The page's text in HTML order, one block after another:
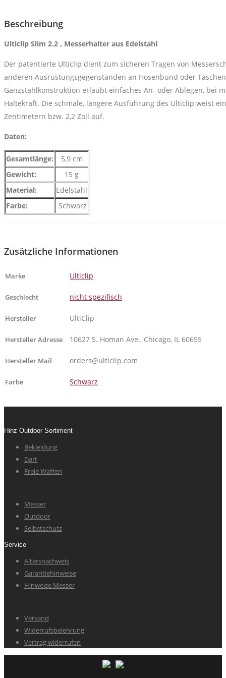
Beschreibung
Ulticlip Slim 2.2 , Messerhalter aus Edelstahl
Der patentierte Ulticlip dient zum sicheren Tragen von
anderen Ausrüstungsgegenständen an Hosenbund oder
Ganzstahlkonstruktion erlaubt einfaches An- oder Ablegen, bei
Haltekraft. Die schmale, längere Ausführung des Ulticlip weist
Zentimetern bzw. 2,2 Zoll auf.
Daten:
Gesamtlänge:
5,9 cm
Gewicht:
15 g
Material:
Edelstahl
Farbe:
Schwarz
Zusätzliche Informationen
Marke Ulticlip
Geschlecht nicht spezifisch
Hersteller UltiClip
Hersteller Adresse 10627 S. Homan Ave., Chicago, IL 60655
Hersteller Mail orders@ulticlip.com
Farbe Schwarz
Hinz Outdoor Sortiment
Bekleidung
Dart
Freie Waffen
Messer
Outdoor
Selbstschutz
Service
Altersnachweis
Garantiehinweise
Hinweise Messer
Versand
Widerrufsbelehrung
Vertrag widerrufen